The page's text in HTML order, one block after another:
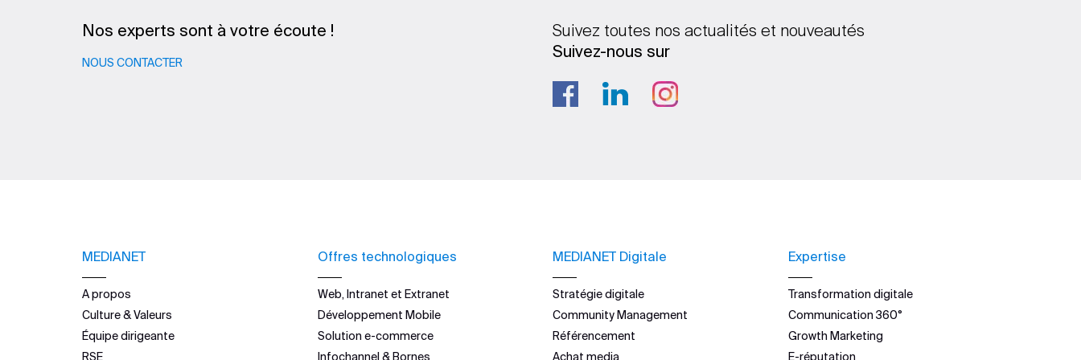
Nos experts sont à votre écoute !
NOUS CONTACTER
Suivez toutes nos actualités et nouveautés
Suivez-nous sur
MEDIANET
A propos
Culture & Valeurs
Équipe dirigeante
RSE
Offres technologiques
Web, Intranet et Extranet
Développement Mobile
Solution e-commerce
Infochannel & Bornes
MEDIANET Digitale
Stratégie digitale
Community Management
Référencement
Achat media
Expertise
Transformation digitale
Communication 360°
Growth Marketing
E-réputation